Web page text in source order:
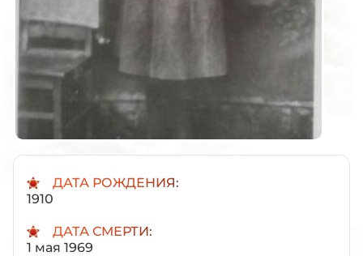
ДАТА РОЖДЕНИЯ:
1910
ДАТА СМЕРТИ:
1 мая 1969